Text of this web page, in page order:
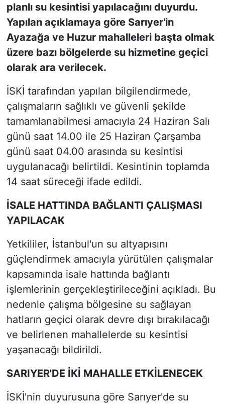
planlı su kesintisi yapılacağını duyurdu.
Yapılan açıklamaya göre Sarıyer'in
Ayazağa ve Huzur mahalleleri başta olmak
üzere bazı bölgelerde su hizmetine geçici
olarak ara verilecek.
İSKİ tarafından yapılan bilgilendirmede,
çalışmaların sağlıklı ve güvenli şekilde
tamamlanabilmesi amacıyla 24 Haziran Salı
günü saat 14.00 ile 25 Haziran Çarşamba
günü saat 04.00 arasında su kesintisi
uygulanacağı belirtildi. Kesintinin toplamda
14 saat süreceği ifade edildi.
İSALE HATTINDA BAĞLANTI ÇALIŞMASI
YAPILACAK
Yetkililer, İstanbul'un su altyapısını
güçlendirmek amacıyla yürütülen çalışmalar
kapsamında isale hattında bağlantı
işlemlerinin gerçekleştirileceğini açıkladı. Bu
nedenle çalışma bölgesine su sağlayan
hatların geçici olarak devre dışı bırakılacağı
ve belirlenen mahallelerde su kesintisi
yaşanacağı bildirildi.
SARIYER'DE İKİ MAHALLE ETKİLENECEK
İSKİ'nin duyurusuna göre Sarıyer'de su
SPOR
TEKNOLOJİ
TÜRKİYE VE DÜNYA GÜNDEMİ
VİDEO GALERİ